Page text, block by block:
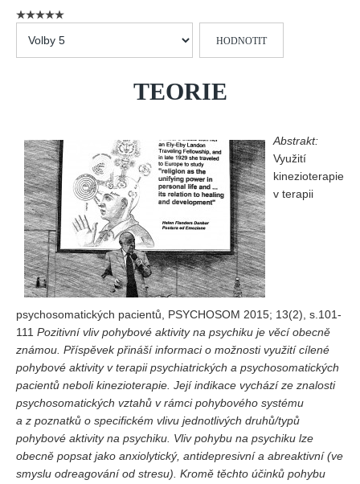
Vydání 3/ 2025
Vydání 1/ 2025
Vydání 1-2/ 2024
Vydání 3-4/ 2023
Vydání 1-2/ 2023
Vydání 1-2/ 2022
Vydání 3-4/ 2022
Vydání 3-4/ 2021
Vydání 2/ 2021
Vydání 1/ 2021
Vydání 3-4/ 2020
Vydání 1-2/ 2020
Vydání 3-4/ 2019
Vydání 1-2/ 2019
Vydání 4/2018
Vydání 2-3/2018
prosím
TEORIE
Abstrakt:
Využití
kinezioterapie
v terapii
psychosomatických pacientů, PSYCHOSOM 2015; 13(2), s.101-
111 Pozitivní vliv pohybové aktivity na psychiku je věcí obecně
známou. Příspěvek přináší informaci o možnosti využití cílené
pohybové aktivity v terapii psychiatrických a psychosomatických
pacientů neboli kinezioterapie. Její indikace vychází ze znalosti
psychosomatických vztahů v rámci pohybového systému
a z poznatků o specifickém vlivu jednotlivých druhů/typů
pohybové aktivity na psychiku. Vliv pohybu na psychiku lze
obecně popsat jako anxiolytický, antidepresivní a abreaktivní (ve
smyslu odreagování od stresu). Kromě těchto účinků pohybu